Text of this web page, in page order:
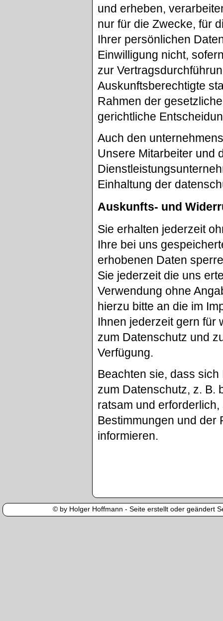
und erheben,
nur für die Zwecke, für
Ihrer persönlichen
Einwilligung nicht,
zur
Auskunftsberechtigte
Rahmen der
gerichtliche
Auch den
Unsere Mitarbeiter und
Einhaltung der
Auskunfts- und
Sie erhalten jederzeit
Ihre bei uns
erhobenen Daten
Sie jederzeit die uns
Verwendung ohne
hierzu bitte an die im
Ihnen jederzeit gern für
zum Datenschutz und
Verfügung.
Beachten sie, dass
zum Datenschutz, z. B.
ratsam und
Bestimmungen und der
informieren.
© by Holger Hoffmann - Seite erstellt oder geändert